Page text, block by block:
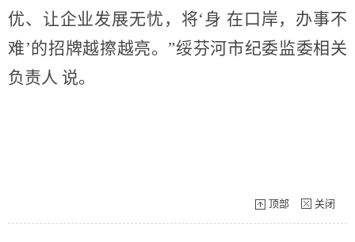
优、让企业发展无忧，将‘身 在口岸，办事不
难’的招牌越擦越亮。”绥芬河市纪委监委相关
负责人 说。
顶部 关闭